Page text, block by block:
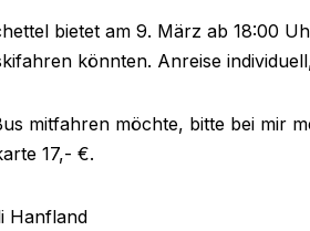
bietet am 9. März ab 18:00
könnten. Anreise
mitfahren möchte, bitte bei mir
17,- €.
Hanfland